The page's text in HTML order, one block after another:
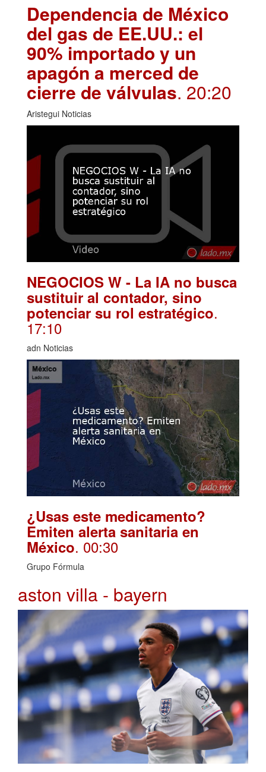
Dependencia de México
del gas de EE.UU.: el
90% importado y un
apagón a merced de
cierre de válvulas. 20:20
Aristegui Noticias
NEGOCIOS W - La IA no busca
sustituir al contador, sino
potenciar su rol estratégico.
17:10
adn Noticias
¿Usas este medicamento?
Emiten alerta sanitaria en
México. 00:30
Grupo Fórmula
aston villa - bayern